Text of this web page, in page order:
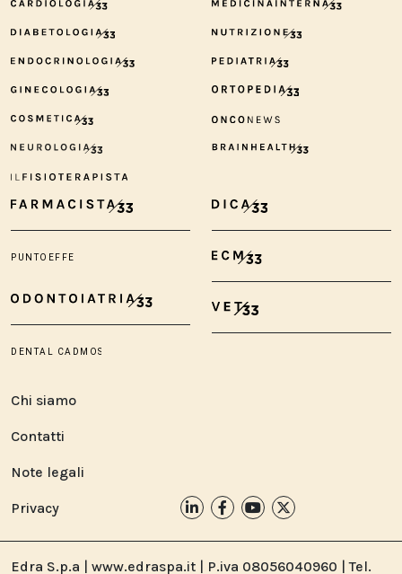
Chi siamo
Contatti
Note legali
Privacy
Edra S.p.a | www.edraspa.it | P.iva 08056040960 | Tel.